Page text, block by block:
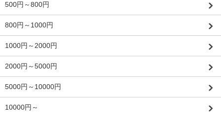
500円～800円
800円～1000円
1000円～2000円
2000円～5000円
5000円～10000円
10000円～